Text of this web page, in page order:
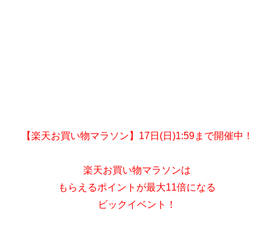
【楽天お買い物マラソン】17日(日)1:59まで開催中！
楽天お買い物マラソンは
もらえるポイントが最大11倍になる
ビックイベント！